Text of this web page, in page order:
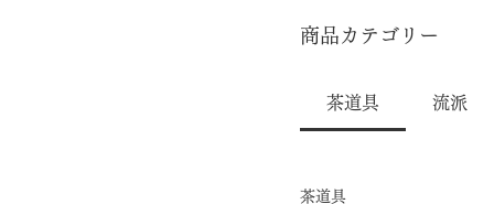
商品カテゴリー
茶道具 流派
茶道具